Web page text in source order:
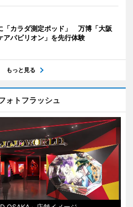
「カラダ測定ポッド」 万博「大阪
アパビリオン」を先行体験
もっと見る
ォトフラッシュ